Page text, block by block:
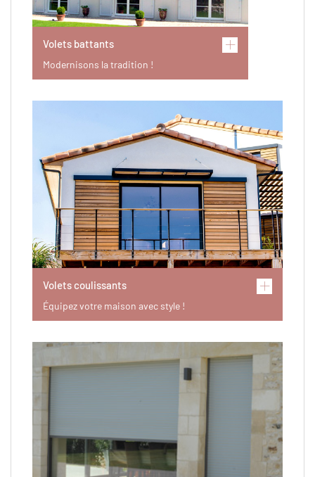
Volets battants
Modernisons la tradition !
Volets coulissants
Équipez votre maison avec style !